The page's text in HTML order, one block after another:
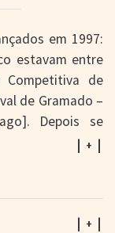
em 1997:
estavam entre
de
de Gramado –
Depois se
8º Festival
Paulo [21-30
à decisão dos
Brasil
| + |
| + |